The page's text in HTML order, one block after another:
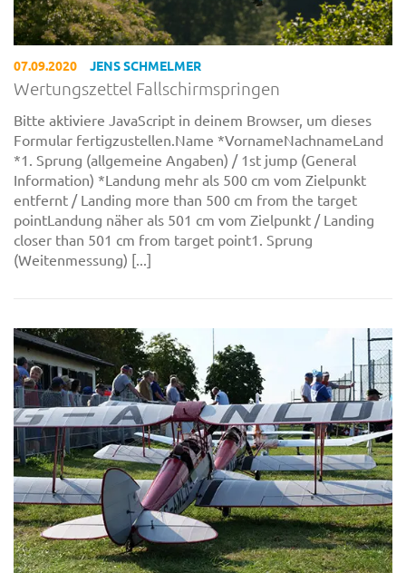
07.09.2020 JENS SCHMELMER
Wertungszettel Fallschirmspringen
Bitte aktiviere JavaScript in deinem Browser, um dieses
Formular fertigzustellen.Name *VornameNachnameLand
*1. Sprung (allgemeine Angaben) / 1st jump (General
Information) *Landung mehr als 500 cm vom Zielpunkt
entfernt / Landing more than 500 cm from the target
pointLandung näher als 501 cm vom Zielpunkt / Landing
closer than 501 cm from target point1. Sprung
(Weitenmessung) [...]